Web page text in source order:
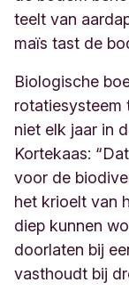
teelt van
maïs tast de
Biologische
rotatiesysteem
niet elk jaar in
Kortekaas:
voor de
het krioelt van
diep kunnen
doorlaten bij
vasthoudt bij